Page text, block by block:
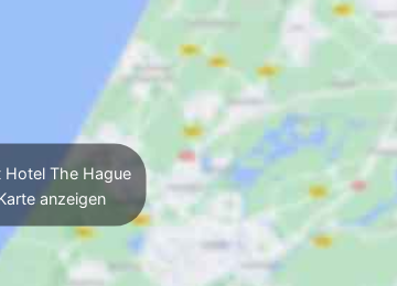
Hotel The Hague
anzeigen